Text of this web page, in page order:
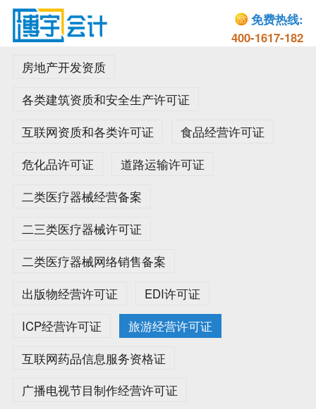
免费热线:
400-1617-182
房地产开发资质
各类建筑资质和安全生产许可证
互联网资质和各类许可证
食品经营许可证
危化品许可证
道路运输许可证
二类医疗器械经营备案
二三类医疗器械许可证
二类医疗器械网络销售备案
出版物经营许可证
EDI许可证
ICP经营许可证
旅游经营许可证
互联网药品信息服务资格证
广播电视节目制作经营许可证